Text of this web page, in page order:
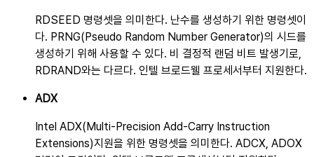
RDSEED 명령셋을 의미한다. 난수를 생성하기 위한 명령셋이
다. PRNG
의 시드를
생성하기 위해 사용할 수 있다. 비 결정적 랜덤 비트 발생기로,
RDRAND와는 다르다. 인텔 브로드웰 프로세서부터 지원한다.
ADX
Intel ADX
지원을 위한 명령셋을 의미한다. ADCX, ADOX